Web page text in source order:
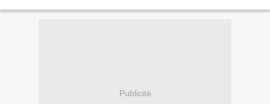
Publicité